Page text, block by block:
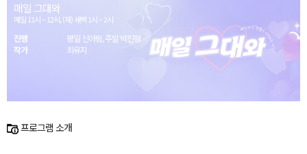
매일 그대와
매일 11시 ~ 12시, (재) 새벽 1시 ~ 2시
진행
평일 신아림, 주말 박진형
작가
최유지
프로그램 소개